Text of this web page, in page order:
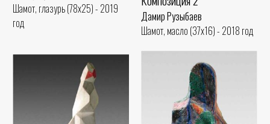
Шамот, глазурь (78x25) - 2019
год
Дамир Рузыбаев
Шамот, масло (37x16) - 2018 год